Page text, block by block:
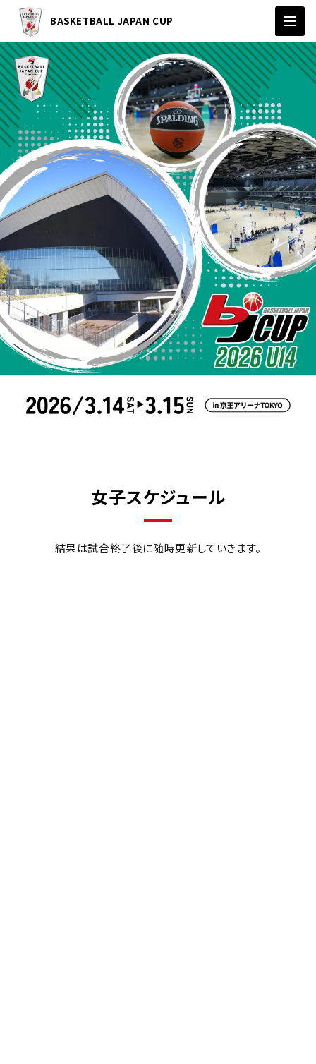
BASKETBALL JAPAN CUP
女子スケジュール
結果は試合終了後に随時更新していきます。